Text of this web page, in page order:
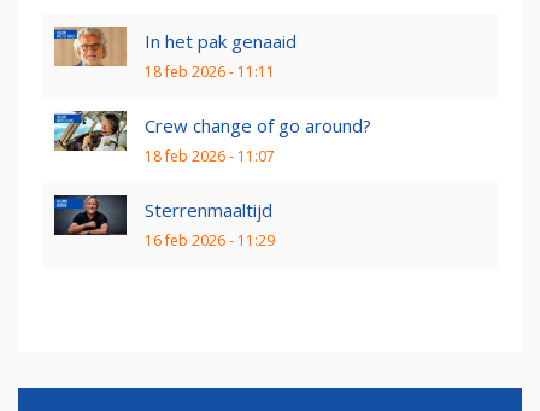
In het pak genaaid
18 feb 2026 - 11:11
Crew change of go around?
18 feb 2026 - 11:07
Sterrenmaaltijd
16 feb 2026 - 11:29